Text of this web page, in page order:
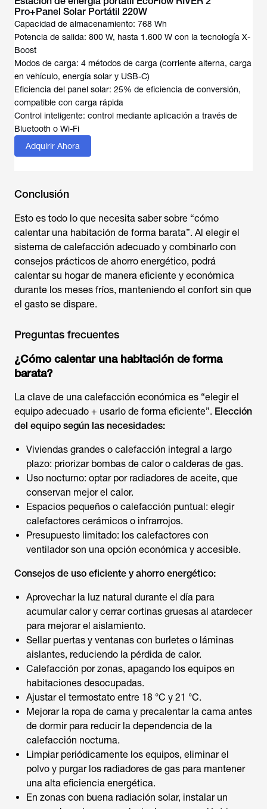
Pro+Panel Solar Portátil 220W
Capacidad de almacenamiento: 768 Wh
Potencia de salida: 800 W, hasta 1.600 W con la tecnología X-
Boost
Modos de carga: 4 métodos de carga (corriente alterna, carga
en vehículo, energía solar y USB-C)
Eficiencia del panel solar: 25% de eficiencia de conversión,
compatible con carga rápida
Control inteligente: control mediante aplicación a través de
Bluetooth o Wi-Fi
Adquirir Ahora
Conclusión
Esto es todo lo que necesita saber sobre “cómo
calentar una habitación de forma barata”. Al elegir el
sistema de calefacción adecuado y combinarlo con
consejos prácticos de ahorro energético, podrá
calentar su hogar de manera eficiente y económica
durante los meses fríos, manteniendo el confort sin que
el gasto se dispare.
Preguntas frecuentes
¿Cómo calentar una habitación de forma
barata?
La clave de una calefacción económica es “elegir el
equipo adecuado + usarlo de forma eficiente”. Elección
del equipo según las necesidades:
Viviendas grandes o calefacción integral a largo
plazo: priorizar bombas de calor o calderas de gas.
Uso nocturno: optar por radiadores de aceite, que
conservan mejor el calor.
Espacios pequeños o calefacción puntual: elegir
calefactores cerámicos o infrarrojos.
Presupuesto limitado: los calefactores con
ventilador son una opción económica y accesible.
Consejos de uso eficiente y ahorro energético:
Aprovechar la luz natural durante el día para
acumular calor y cerrar cortinas gruesas al atardecer
para mejorar el aislamiento.
Sellar puertas y ventanas con burletes o láminas
aislantes, reduciendo la pérdida de calor.
Calefacción por zonas, apagando los equipos en
habitaciones desocupadas.
Ajustar el termostato entre 18 °C y 21 °C.
Mejorar la ropa de cama y precalentar la cama antes
de dormir para reducir la dependencia de la
calefacción nocturna.
Limpiar periódicamente los equipos, eliminar el
polvo y purgar los radiadores de gas para mantener
una alta eficiencia energética.
En zonas con buena radiación solar, instalar un